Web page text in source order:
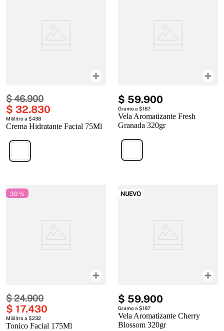
$46.900
$ 32.830
Mililitro a $438
Crema Hidratante Facial 75Ml
$ 59.900
Gramo a $187
Vela Aromatizante Fresh
Granada 320gr
30 %
$24.900
$ 17.430
Mililitro a $232
Tonico Facial 175Ml
NUEVO
$ 59.900
Gramo a $187
Vela Aromatizante Cherry
Blossom 320gr